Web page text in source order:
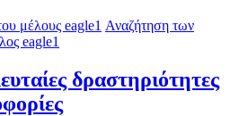
μέλους eagle1 Αναζήτηση των
eagle1
δραστηριότητες